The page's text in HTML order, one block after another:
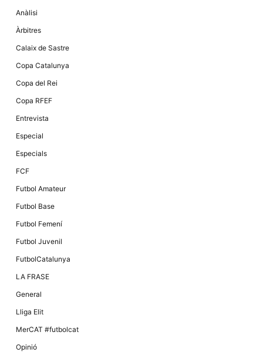
Anàlisi
Àrbitres
Calaix de Sastre
Copa Catalunya
Copa del Rei
Copa RFEF
Entrevista
Especial
Especials
FCF
Futbol Amateur
Futbol Base
Futbol Femení
Futbol Juvenil
FutbolCatalunya
LA FRASE
General
Lliga Elit
MerCAT #futbolcat
Opinió